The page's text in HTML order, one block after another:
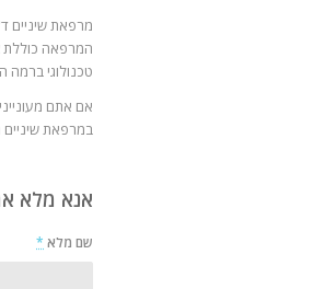
מרפאת שיניים
המרפאה כוללת
טכנולוגי ברמה
אם אתם
במרפאת שיניים
אנא מלא
שם מלא *